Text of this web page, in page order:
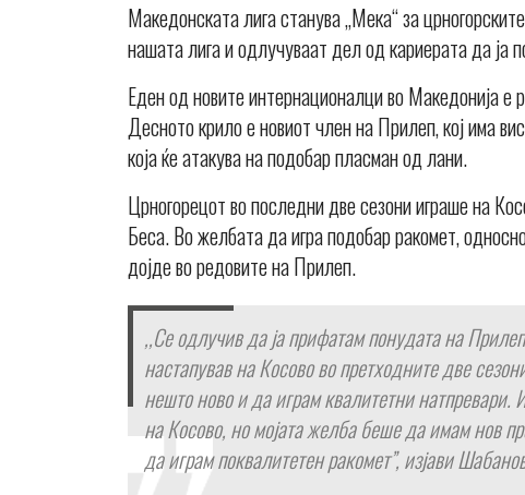
Македонската лига станува „Мека“ за
нашата лига и одлучуваат дел од кариерата да ја
Еден од новите интернационалци во Македонија
Десното крило е новиот член на Прилеп, кој има
која ќе атакува на подобар пласман од лани.
Црногорецот во последни две сезони играше на
Беса. Во желбата да игра подобар ракомет,
дојде во редовите на Прилеп.
,,Се одлучив да ја прифатам понудата на
настапував на Косово во претходните две
нешто ново и да играм квалитетни
на Косово, но мојата желба беше да имам нов
да играм поквалитетен ракомет”, изјави